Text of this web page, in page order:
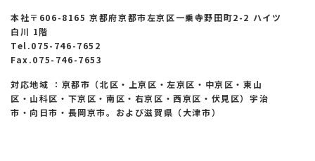
本社〒606-8165 京都府京都市左京区一乗寺野田町2-2 ハイツ
白川 1階
Tel.075-746-7652
Fax.075-746-7653
対応地域 ：京都市（北区・上京区・左京区・中京区・東山
区・山科区・下京区・南区・右京区・西京区・伏見区）宇治
市・向日市・長岡京市。および滋賀県（大津市）